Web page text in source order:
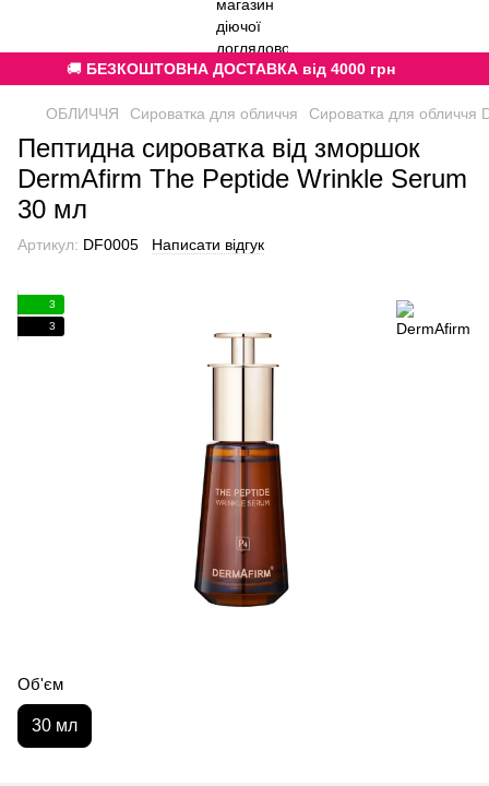
🚚 БЕЗКОШТОВНА ДОСТАВКА від 4000 грн
ОБЛИЧЧЯ Сироватка для обличчя Сироватка для обличчя
Пептидна сироватка від зморшок
DermAfirm The Peptide Wrinkle Serum
30 мл
Артикул: DF0005 Написати відгук
3
3
Об'єм
30 мл